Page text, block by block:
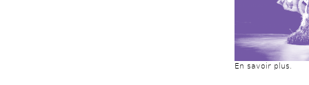
En savoir plus.